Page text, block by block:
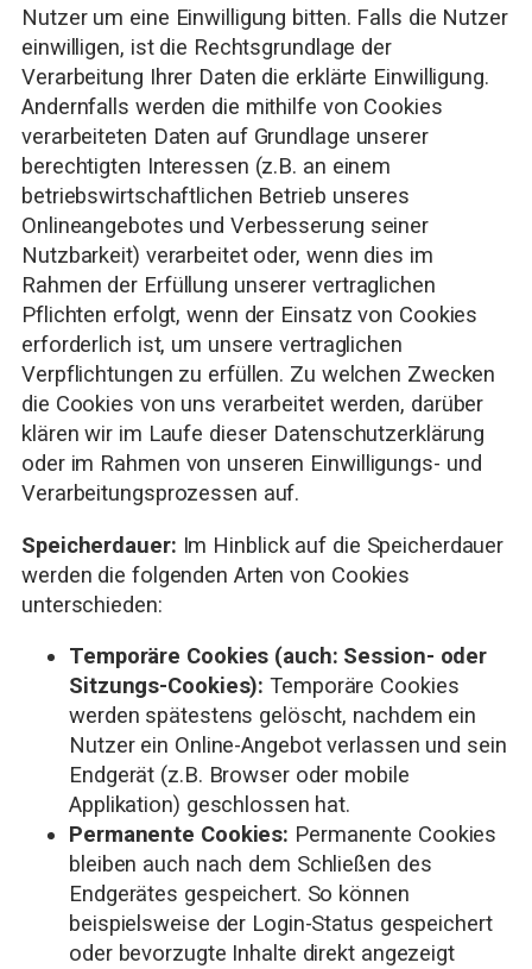
Nutzer um eine Einwilligung bitten. Falls die Nutzer
einwilligen, ist die Rechtsgrundlage der
Verarbeitung Ihrer Daten die erklärte Einwilligung.
Andernfalls werden die mithilfe von Cookies
verarbeiteten Daten auf Grundlage unserer
berechtigten Interessen (z.B. an einem
betriebswirtschaftlichen Betrieb unseres
Onlineangebotes und Verbesserung seiner
Nutzbarkeit) verarbeitet oder, wenn dies im
Rahmen der Erfüllung unserer vertraglichen
Pflichten erfolgt, wenn der Einsatz von Cookies
erforderlich ist, um unsere vertraglichen
Verpflichtungen zu erfüllen. Zu welchen Zwecken
die Cookies von uns verarbeitet werden, darüber
klären wir im Laufe dieser Datenschutzerklärung
oder im Rahmen von unseren Einwilligungs- und
Verarbeitungsprozessen auf.
Speicherdauer: Im Hinblick auf die Speicherdauer
werden die folgenden Arten von Cookies
unterschieden:
Temporäre Cookies (auch: Session- oder
Sitzungs-Cookies): Temporäre Cookies
werden spätestens gelöscht, nachdem ein
Nutzer ein Online-Angebot verlassen und sein
Endgerät (z.B. Browser oder mobile
Applikation) geschlossen hat.
Permanente Cookies: Permanente Cookies
bleiben auch nach dem Schließen des
Endgerätes gespeichert. So können
beispielsweise der Login-Status gespeichert
oder bevorzugte Inhalte direkt angezeigt